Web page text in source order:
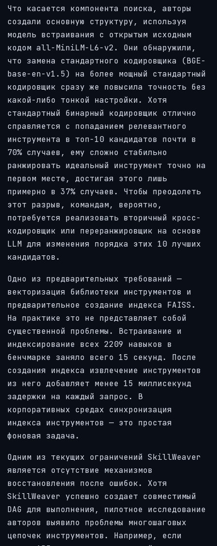
Что касается компонента поиска, авторы
создали основную структуру, используя
модель встраивания с открытым исходным
кодом all-MiniLM-L6-v2. Они обнаружили,
что замена стандартного кодировщика (BGE-
base-en-v1.5) на более мощный стандартный
кодировщик сразу же повысила точность без
какой-либо тонкой настройки. Хотя
стандартный бинарный кодировщик отлично
справляется с попаданием релевантного
инструмента в топ-10 кандидатов почти в
70% случаев, ему сложно стабильно
ранжировать идеальный инструмент точно на
первом месте, достигая этого лишь
примерно в 37% случаев. Чтобы преодолеть
этот разрыв, командам, вероятно,
потребуется реализовать вторичный кросс-
кодировщик или переранжировщик на основе
LLM для изменения порядка этих 10 лучших
кандидатов.
Одно из предварительных требований —
векторизация библиотеки инструментов и
предварительное создание индекса FAISS.
На практике это не представляет собой
существенной проблемы. Встраивание и
индексирование всех 2209 навыков в
бенчмарке заняло всего 15 секунд. После
создания индекса извлечение инструментов
из него добавляет менее 15 миллисекунд
задержки на каждый запрос. В
корпоративных средах синхронизация
индекса инструментов — это простая
фоновая задача.
Одним из текущих ограничений SkillWeaver
является отсутствие механизмов
восстановления после ошибок. Хотя
SkillWeaver успешно создает совместимый
DAG для выполнения, пилотное исследование
авторов выявило проблемы многошаговых
цепочек инструментов. Например, если